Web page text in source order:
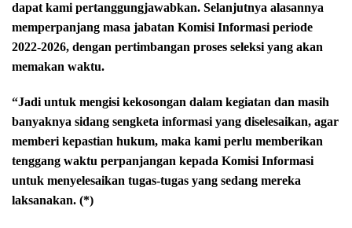
dapat kami pertanggungjawabkan. Selanjutnya alasannya
memperpanjang masa jabatan Komisi Informasi periode
2022-2026, dengan pertimbangan proses seleksi yang akan
memakan waktu.
“Jadi untuk mengisi kekosongan dalam kegiatan dan masih
banyaknya sidang sengketa informasi yang diselesaikan, agar
memberi kepastian hukum, maka kami perlu memberikan
tenggang waktu perpanjangan kepada Komisi Informasi
untuk menyelesaikan tugas-tugas yang sedang mereka
laksanakan. (*)